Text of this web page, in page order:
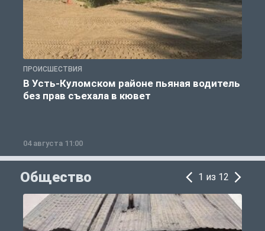
ПРОИСШЕСТВИЯ
В Усть-Куломском районе пьяная водитель
без прав съехала в кювет
04 августа 11:00
Общество 1 из 12